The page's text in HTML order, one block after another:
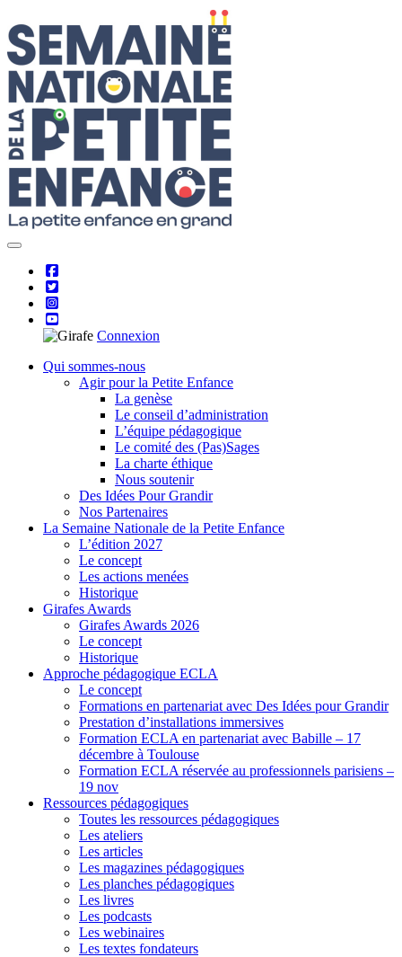
to
content
Connexion
Qui sommes-nous
Agir pour la Petite Enfance
La genèse
Le conseil d’administration
L’équipe pédagogique
Le comité des (Pas)Sages
La charte éthique
Nous soutenir
Des Idées Pour Grandir
Nos Partenaires
La Semaine Nationale de la Petite Enfance
L’édition 2027
Le concept
Les actions menées
Historique
Girafes Awards
Girafes Awards 2026
Le concept
Historique
Approche pédagogique ECLA
Le concept
Formations en partenariat avec Des Idées pour Grandir
Prestation d’installations immersives
Formation ECLA en partenariat avec Babille – 17
décembre à Toulouse
Formation ECLA réservée au professionnels parisiens –
19 nov
Ressources pédagogiques
Toutes les ressources pédagogiques
Les ateliers
Les articles
Les magazines pédagogiques
Les planches pédagogiques
Les livres
Les podcasts
Les webinaires
Les textes fondateurs